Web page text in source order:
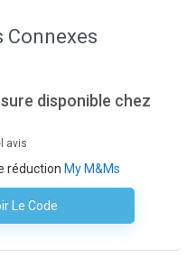
Connexes
disponible chez
avis
réduction My M&Ms
Le Code
Code N'est Nécessaire